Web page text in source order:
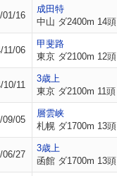
01/16
成田特
中山 ダ2400m 14頭
11/06
甲斐路
東京 ダ2100m 12頭
10/11
3歳上
東京 ダ2100m 11頭
09/05
層雲峡
札幌 ダ1700m 13頭
06/27
3歳上
函館 ダ1700m 13頭